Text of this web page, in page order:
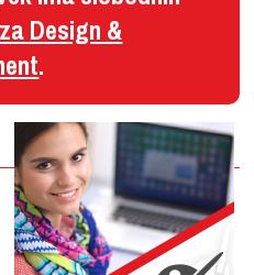
Design &
.